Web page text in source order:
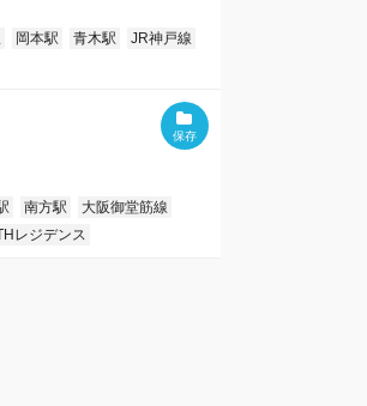
岡本駅 青木駅
JR神戸線
南方駅
大阪御堂筋線
レジデンス